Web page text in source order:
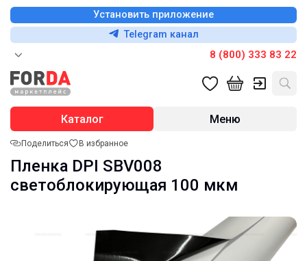
Установить приложение
Telegram канал
8 (800) 333 83 22
Каталог Меню
Поделиться В избранное
Пленка DPI SBV008
светоблокирующая 100 мкм